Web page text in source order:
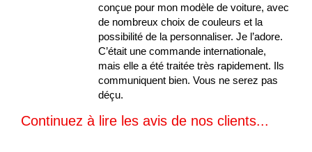
conçue pour mon modèle de voiture, avec
de nombreux choix de couleurs et la
possibilité de la personnaliser. Je l’adore.
C’était une commande internationale,
mais elle a été traitée très rapidement. Ils
communiquent bien. Vous ne serez pas
déçu.
Continuez à lire les avis de nos clients...